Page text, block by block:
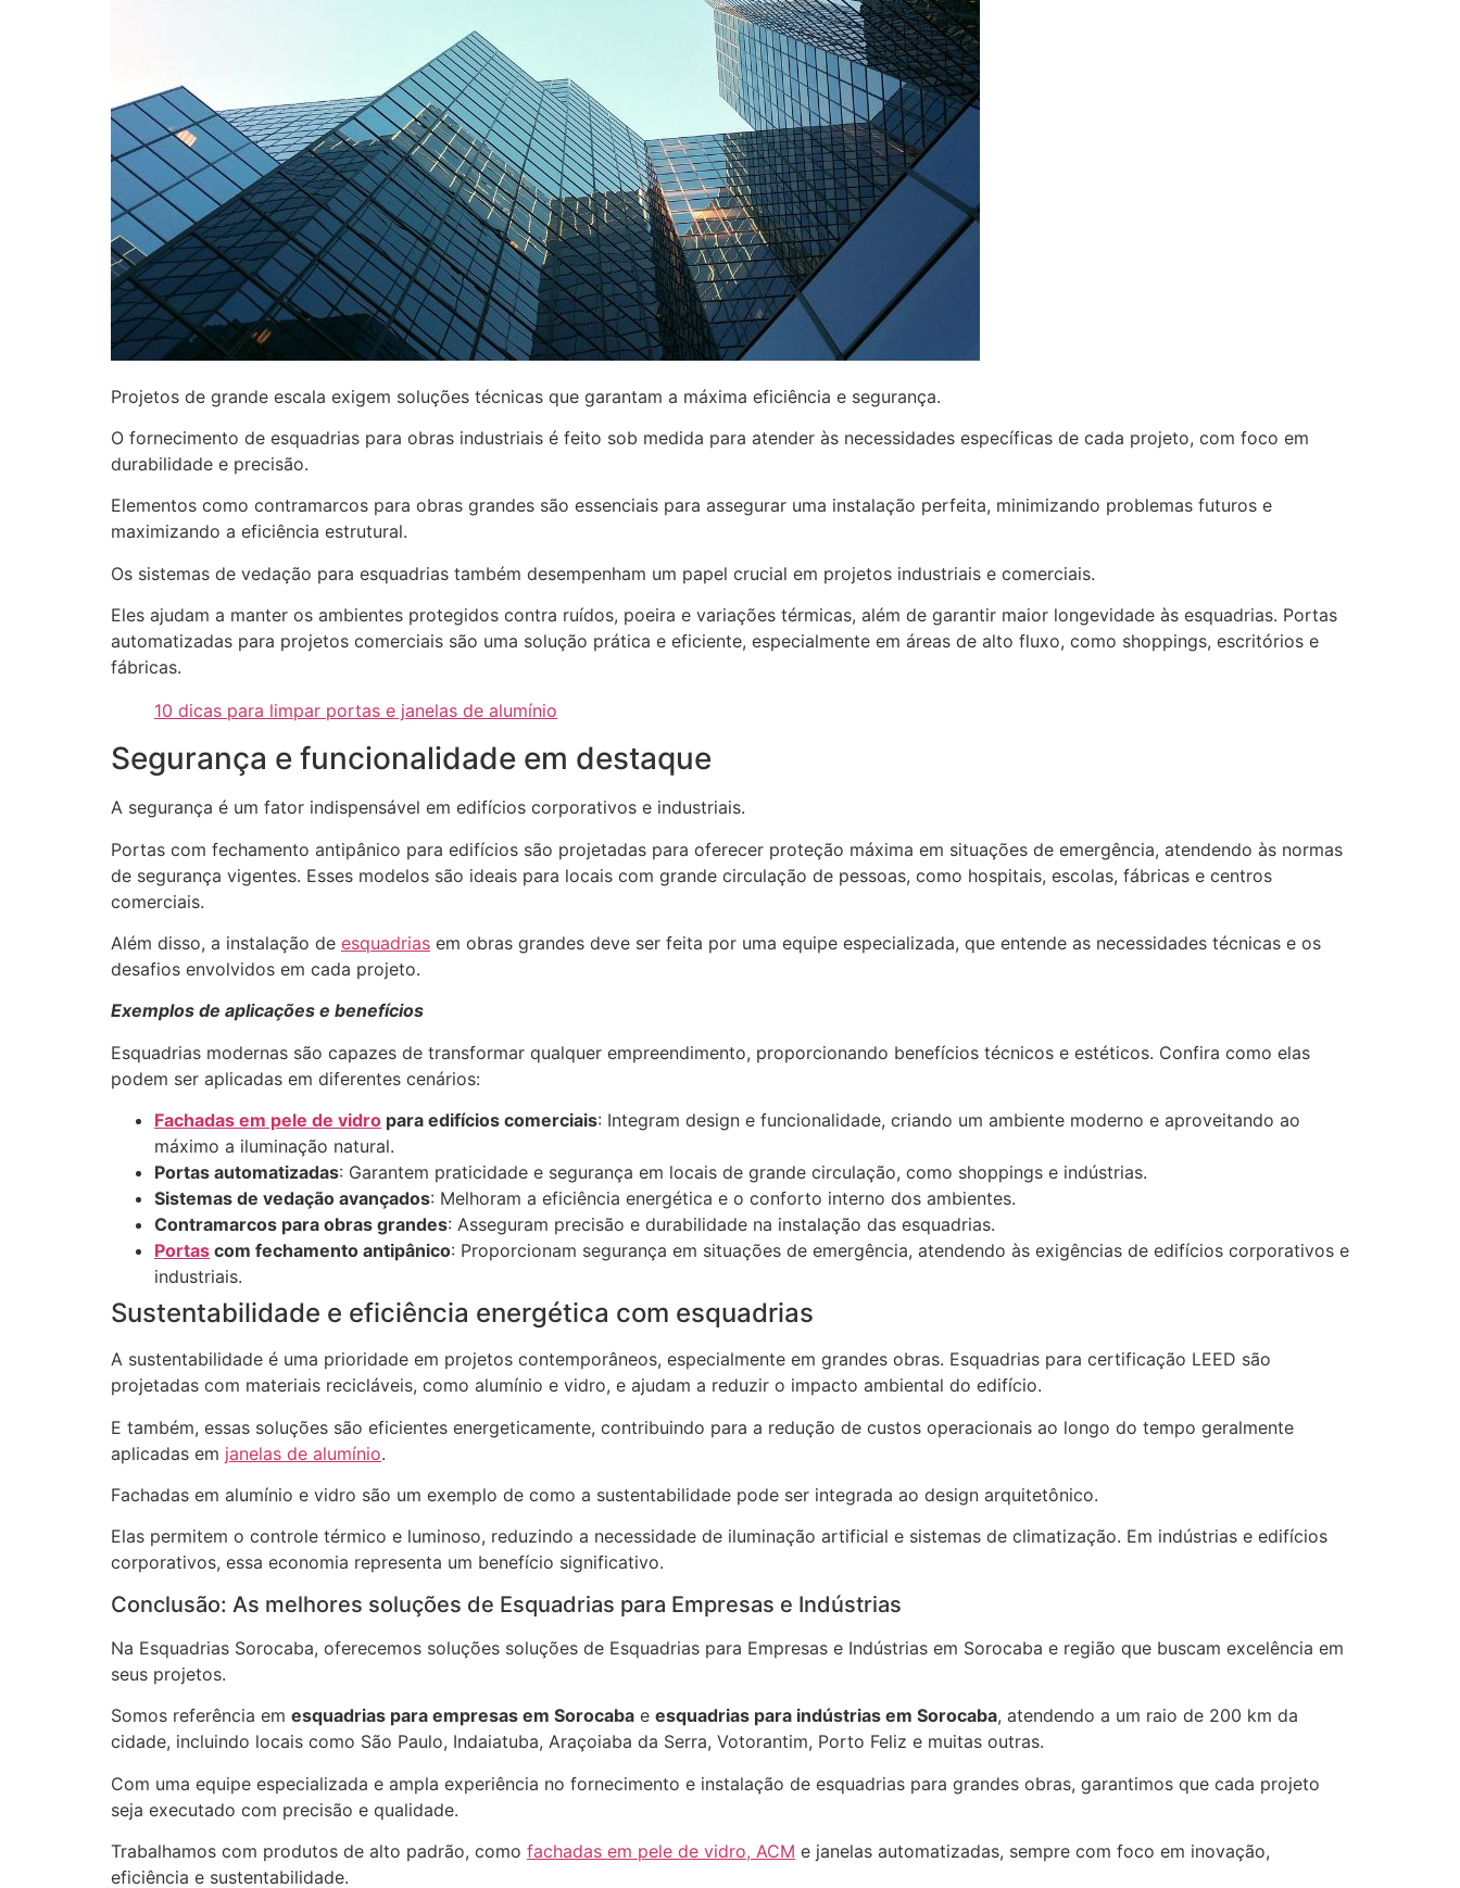
Projetos de grande escala exigem soluções técnicas que garantam a máxima eficiência e segurança.
O fornecimento de esquadrias para obras industriais é feito sob medida para atender às necessidades específicas de cada projeto, com foco em
durabilidade e precisão.
Elementos como contramarcos para obras grandes são essenciais para assegurar uma instalação perfeita, minimizando problemas futuros e
maximizando a eficiência estrutural.
Os sistemas de vedação para esquadrias também desempenham um papel crucial em projetos industriais e comerciais.
Eles ajudam a manter os ambientes protegidos contra ruídos, poeira e variações térmicas, além de garantir maior longevidade às esquadrias. Portas
automatizadas para projetos comerciais são uma solução prática e eficiente, especialmente em áreas de alto fluxo, como shoppings, escritórios e
fábricas.
10 dicas para limpar portas e janelas de alumínio
Segurança e funcionalidade em destaque
A segurança é um fator indispensável em edifícios corporativos e industriais.
Portas com fechamento antipânico para edifícios são projetadas para oferecer proteção máxima em situações de emergência, atendendo às normas
de segurança vigentes. Esses modelos são ideais para locais com grande circulação de pessoas, como hospitais, escolas, fábricas e centros
comerciais.
Além disso, a instalação de esquadrias em obras grandes deve ser feita por uma equipe especializada, que entende as necessidades técnicas e os
desafios envolvidos em cada projeto.
Exemplos de aplicações e benefícios
Esquadrias modernas são capazes de transformar qualquer empreendimento, proporcionando benefícios técnicos e estéticos. Confira como elas
podem ser aplicadas em diferentes cenários:
Fachadas em pele de vidro para edifícios comerciais: Integram design e funcionalidade, criando um ambiente moderno e aproveitando ao
máximo a iluminação natural.
Portas automatizadas: Garantem praticidade e segurança em locais de grande circulação, como shoppings e indústrias.
Sistemas de vedação avançados: Melhoram a eficiência energética e o conforto interno dos ambientes.
Contramarcos para obras grandes: Asseguram precisão e durabilidade na instalação das esquadrias.
Portas com fechamento antipânico: Proporcionam segurança em situações de emergência, atendendo às exigências de edifícios corporativos e
industriais.
Sustentabilidade e eficiência energética com esquadrias
A sustentabilidade é uma prioridade em projetos contemporâneos, especialmente em grandes obras. Esquadrias para certificação LEED são
projetadas com materiais recicláveis, como alumínio e vidro, e ajudam a reduzir o impacto ambiental do edifício.
E também, essas soluções são eficientes energeticamente, contribuindo para a redução de custos operacionais ao longo do tempo geralmente
aplicadas em janelas de alumínio.
Fachadas em alumínio e vidro são um exemplo de como a sustentabilidade pode ser integrada ao design arquitetônico.
Elas permitem o controle térmico e luminoso, reduzindo a necessidade de iluminação artificial e sistemas de climatização. Em indústrias e edifícios
corporativos, essa economia representa um benefício significativo.
Conclusão: As melhores soluções de Esquadrias para Empresas e Indústrias
Na Esquadrias Sorocaba, oferecemos soluções soluções de Esquadrias para Empresas e Indústrias em Sorocaba e região que buscam excelência em
seus projetos.
Somos referência em esquadrias para empresas em Sorocaba e esquadrias para indústrias em Sorocaba, atendendo a um raio de 200 km da
cidade, incluindo locais como São Paulo, Indaiatuba, Araçoiaba da Serra, Votorantim, Porto Feliz e muitas outras.
Com uma equipe especializada e ampla experiência no fornecimento e instalação de esquadrias para grandes obras, garantimos que cada projeto
seja executado com precisão e qualidade.
Trabalhamos com produtos de alto padrão, como fachadas em pele de vidro, ACM e janelas automatizadas, sempre com foco em inovação,
eficiência e sustentabilidade.